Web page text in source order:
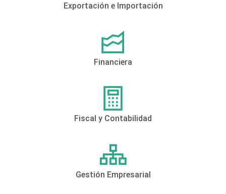
Exportación e Importación
Financiera
Fiscal y Contabilidad
Gestión Empresarial